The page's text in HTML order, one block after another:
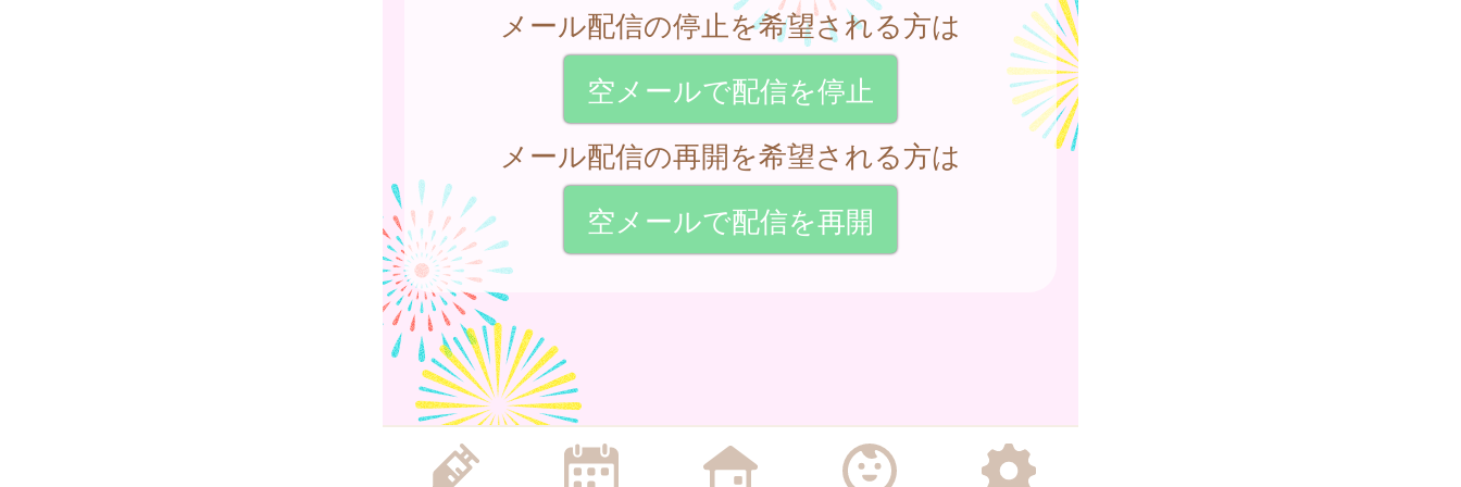
メール配信の停止を希望される方は
空メールで配信を停止
メール配信の再開を希望される方は
空メールで配信を再開